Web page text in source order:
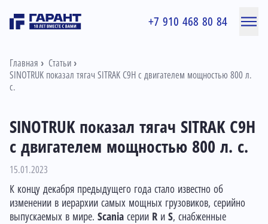
+7 910 468 80 84
Главная
Статьи
SINOTRUK показал тягач SITRAK C9H с двигателем мощностью 800 л.
с.
SINOTRUK показал тягач SITRAK C9H
с двигателем мощностью 800 л. с.
15.01.2023
К концу декабря предыдущего года стало известно об
изменении в иерархии самых мощных грузовиков, серийно
выпускаемых в мире. Scania серии R и S, снабженные